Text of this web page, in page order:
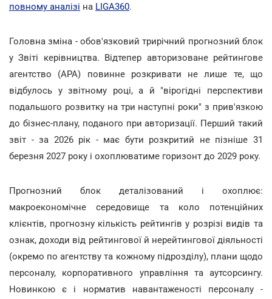
повному аналізі на LIGA360.
Головна зміна - обов'язковий трирічний прогнозний блок
у Звіті керівництва. Відтепер авторизоване рейтингове
агентство (АРА) повинне розкривати не лише те, що
відбулось у звітному році, а й "вірогідні перспективи
подальшого розвитку на три наступні роки" з прив'язкою
до бізнес-плану, поданого при авторизації. Перший такий
звіт - за 2026 рік - має бути розкритий не пізніше 31
березня 2027 року і охоплюватиме горизонт до 2029 року.
Прогнозний блок деталізований і охоплює:
макроекономічне середовище та коло потенційних
клієнтів, прогнозну кількість рейтингів у розрізі видів та
ознак, доходи від рейтингової й нерейтингової діяльності
(окремо по агентству та кожному підрозділу), плани щодо
персоналу, корпоративного управління та аутсорсингу.
Новинкою є і норматив навантаженості персоналу -